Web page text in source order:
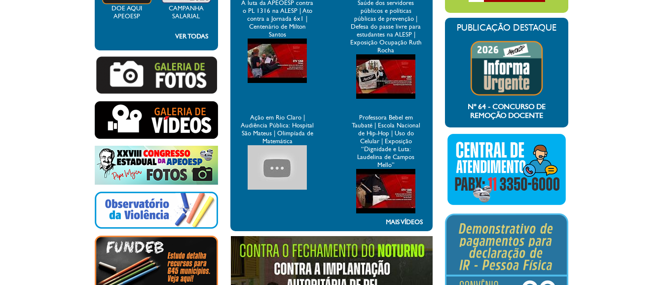
DOE AQUI
APEOESP
CAMPANHA
SALARIAL
VER TODAS
A luta da APEOESP contra
o PL 1316 na ALESP | Ato
contra a Jornada 6x1 |
Centenário de Milton
Santos
Saúde dos servidores
públicos e políticas
públicas de prevenção |
Defesa do passe livre para
estudantes na ALESP |
Exposição Ocupação Ruth
Rocha
Ação em Rio Claro |
Audiência Pública: Hospital
São Mateus | Olimpíada de
Matemática
Professora Bebel em
Taubaté | Escola Nacional
de Hip-Hop | Uso do
Celular | Exposição
“Dignidade e Luta:
Laudelina de Campos
Mello”
MAIS VÍDEOS
PUBLICAÇÃO DESTAQUE
Nº 64 - CONCURSO DE
REMOÇÃO DOCENTE